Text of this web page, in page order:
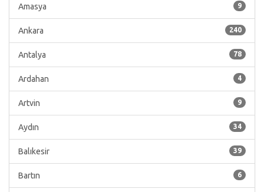
9
Amasya
240
Ankara
78
Antalya
4
Ardahan
9
Artvin
34
Aydın
39
Balıkesir
6
Bartın